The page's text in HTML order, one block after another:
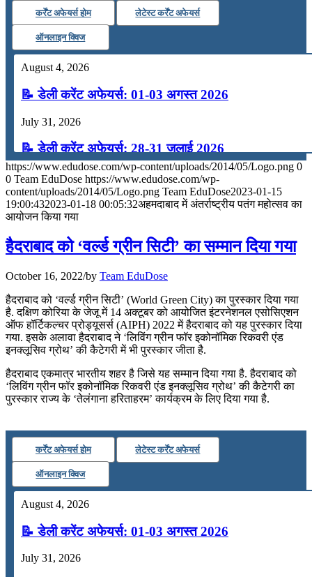
कर्रेंट अफेयर्स होम लेटेस्ट कर्रेंट अफेयर्स
ऑनलाइन क्विज
August 4, 2026
📝 डेली करेंट अफेयर्स: 01-03 अगस्त 2026
July 31, 2026
📝 डेली करेंट अफेयर्स: 28-31 जुलाई 2026
July 28, 2026
📝 डेली करेंट अफेयर्स: 25-27 जुलाई 2026
📝 डेली करेंट अफेयर्स: 22-24 जुलाई 2026
July 22, 2026
📝 डेली करेंट अफेयर्स: 19-21 जुलाई 2026
July 19, 2026
📝 डेली करेंट अफेयर्स: 16-18 जुलाई 2026
July 16, 2026
https://www.edudose.com/wp-content/uploads/2014/05/Logo.png 0
0 Team EduDose https://www.edudose.com/wp-
content/uploads/2014/05/Logo.png Team EduDose2023-01-15
19:00:432023-01-18 00:05:32अहमदाबाद में अंतर्राष्ट्रीय पतंग महोत्सव का
आयोजन किया गया
हैदराबाद को ‘वर्ल्ड ग्रीन सिटी’ का सम्मान दिया गया
October 16, 2022/by Team EduDose
हैदराबाद को ‘वर्ल्ड ग्रीन सिटी’ (World Green City) का पुरस्कार दिया गया
है. दक्षिण कोरिया के जेजू में 14 अक्टूबर को आयोजित इंटरनेशनल एसोसिएशन
ऑफ हॉर्टिकल्चर प्रोड्यूसर्स (AIPH) 2022 में हैदराबाद को यह पुरस्कार दिया
गया. इसके अलावा हैदराबाद ने ‘लिविंग ग्रीन फॉर इकोनॉमिक रिकवरी एंड
इनक्लूसिव ग्रोथ’ की कैटेगरी में भी पुरस्कार जीता है.
हैदराबाद एकमात्र भारतीय शहर है जिसे यह सम्मान दिया गया है. हैदराबाद को
‘लिविंग ग्रीन फॉर इकोनॉमिक रिकवरी एंड इनक्लूसिव ग्रोथ’ की कैटेगरी का
पुरस्कार राज्य के ‘तेलंगाना हरिताहरम’ कार्यक्रम के लिए दिया गया है.
कर्रेंट अफेयर्स होम लेटेस्ट कर्रेंट अफेयर्स
ऑनलाइन क्विज
August 4, 2026
📝 डेली करेंट अफेयर्स: 01-03 अगस्त 2026
July 31, 2026